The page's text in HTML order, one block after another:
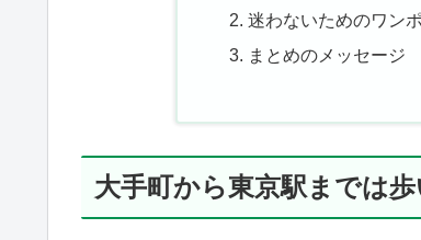
迷わないためのワン
まとめのメッセージ
大手町から東京駅までは